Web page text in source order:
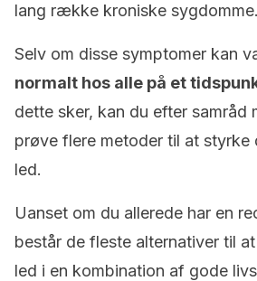
lang række kroniske sygdomme.
Selv om disse symptomer kan
normalt hos alle på et
dette sker, kan du efter samråd
prøve flere metoder til at styrke
led.
Uanset om du allerede har en
består de fleste alternativer til
led i en kombination af gode